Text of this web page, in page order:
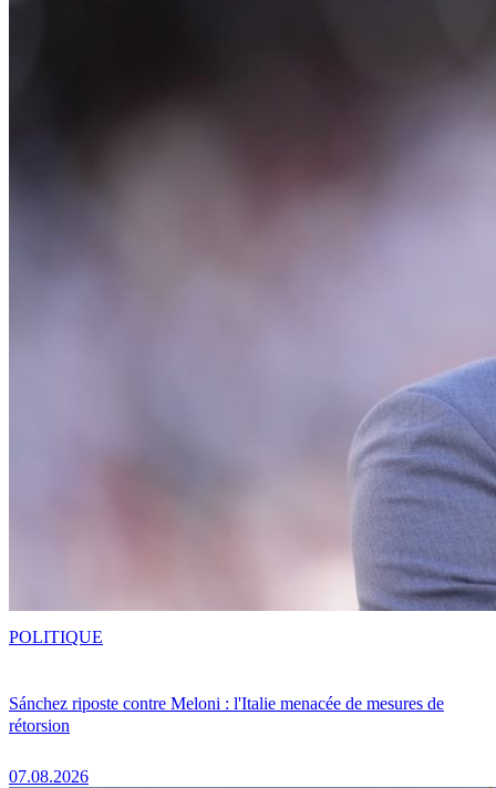
Sánchez riposte contre Meloni : l'Italie menacée de mesures de
rétorsion
07.08.2026
POLITIQUE